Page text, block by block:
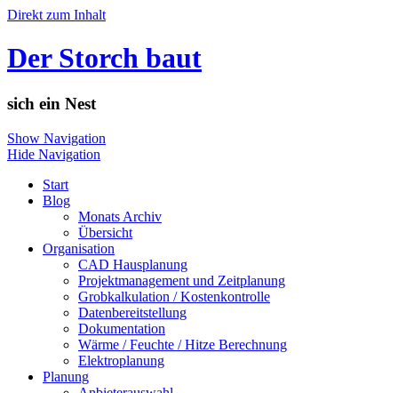
Direkt zum Inhalt
Der Storch baut
sich ein Nest
Show Navigation
Hide Navigation
Start
Blog
Monats Archiv
Übersicht
Organisation
CAD Hausplanung
Projektmanagement und Zeitplanung
Grobkalkulation / Kostenkontrolle
Datenbereitstellung
Dokumentation
Wärme / Feuchte / Hitze Berechnung
Elektroplanung
Planung